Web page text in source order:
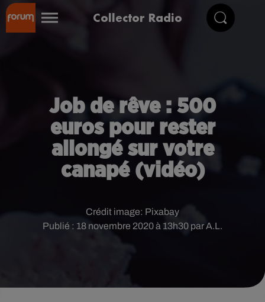
Collector Radio
Job de rêve : 500
euros pour rester
allongé sur votre
canapé (vidéo)
Publié : 18 novembre 2020 à 13h30 par A.L.
Crédit image: Pixabay